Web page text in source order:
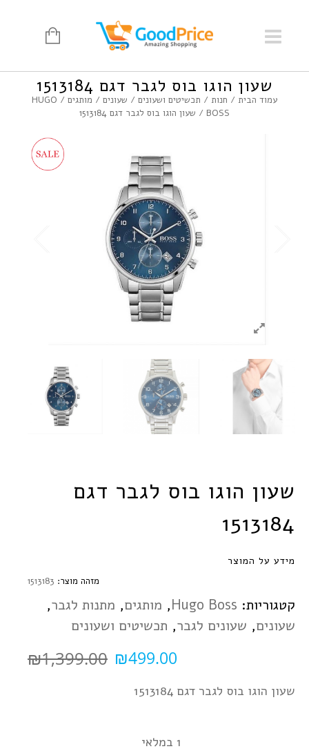
שעון הוגו בוס לגבר דגם 1513184
עמוד הבית / חנות / תכשיטים ושעונים / שעונים / מותגים /
HUGO
BOSS / שעון הוגו בוס לגבר דגם 1513184
שעון הוגו בוס לגבר דגם
1513184
מידע על המוצר
מזהה מוצר: 1513183
קטגוריות: Hugo Boss
, מותגים, מתנות לגבר,
שעונים, שעונים לגבר, תכשיטים ושעונים
₪1,399.00 ₪499.00
שעון הוגו בוס לגבר דגם 1513184
1 במלאי